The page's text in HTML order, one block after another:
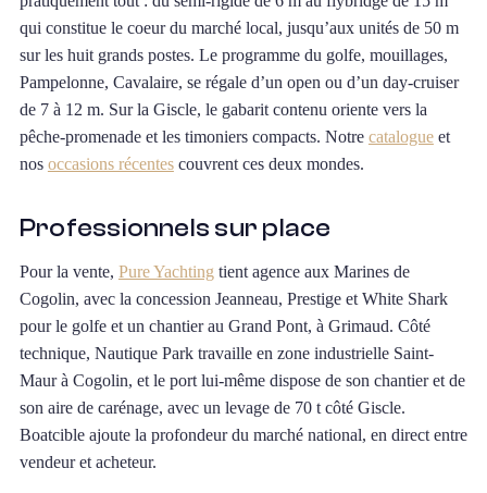
qui constitue le coeur du marché local, jusqu’aux unités de 50 m
sur les huit grands postes. Le programme du golfe, mouillages,
Pampelonne, Cavalaire, se régale d’un open ou d’un day-cruiser
de 7 à 12 m. Sur la Giscle, le gabarit contenu oriente vers la
pêche-promenade et les timoniers compacts. Notre catalogueet
nos occasions récentescouvrent ces deux mondes.
Professionnels sur place
Pour la vente, Pure Yachting tient agence aux Marines de
Cogolin, avec la concession Jeanneau, Prestige et White Shark
pour le golfe et un chantier au Grand Pont, à Grimaud. Côté
technique, Nautique Park travaille en zone industrielle Saint-
Maur à Cogolin, et le port lui-même dispose de son chantier et de
son aire de carénage, avec un levage de 70 t côté Giscle.
Boatcible ajoute la profondeur du marché national, en direct entre
vendeur et acheteur.